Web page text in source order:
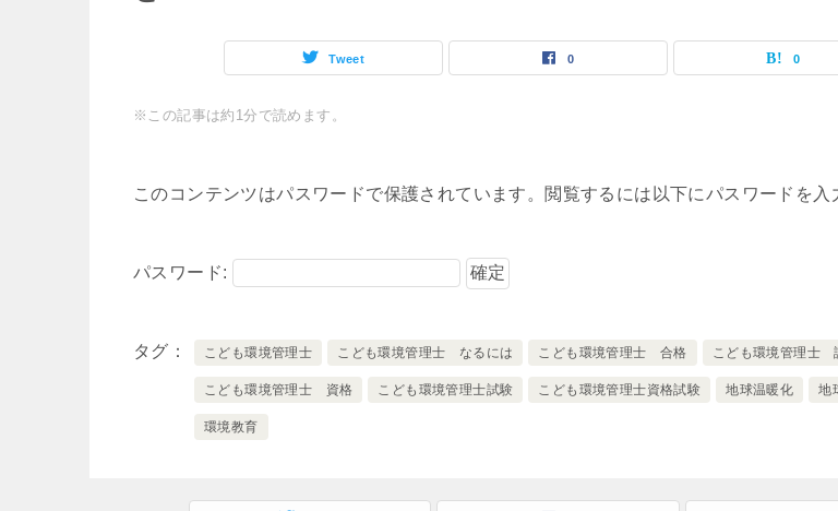
Tweet 0 0
※この記事は約1分で読めます。
このコンテンツはパスワードで保護されています。閲覧するには以下にパスワードを入
パスワード:
タグ こども環境管理士 こども環境管理士 なるには こども環境管理士 合格 こども環境管理士
こども環境管理士 資格 こども環境管理士試験 こども環境管理士資格試験 地球温暖化 地
環境教育